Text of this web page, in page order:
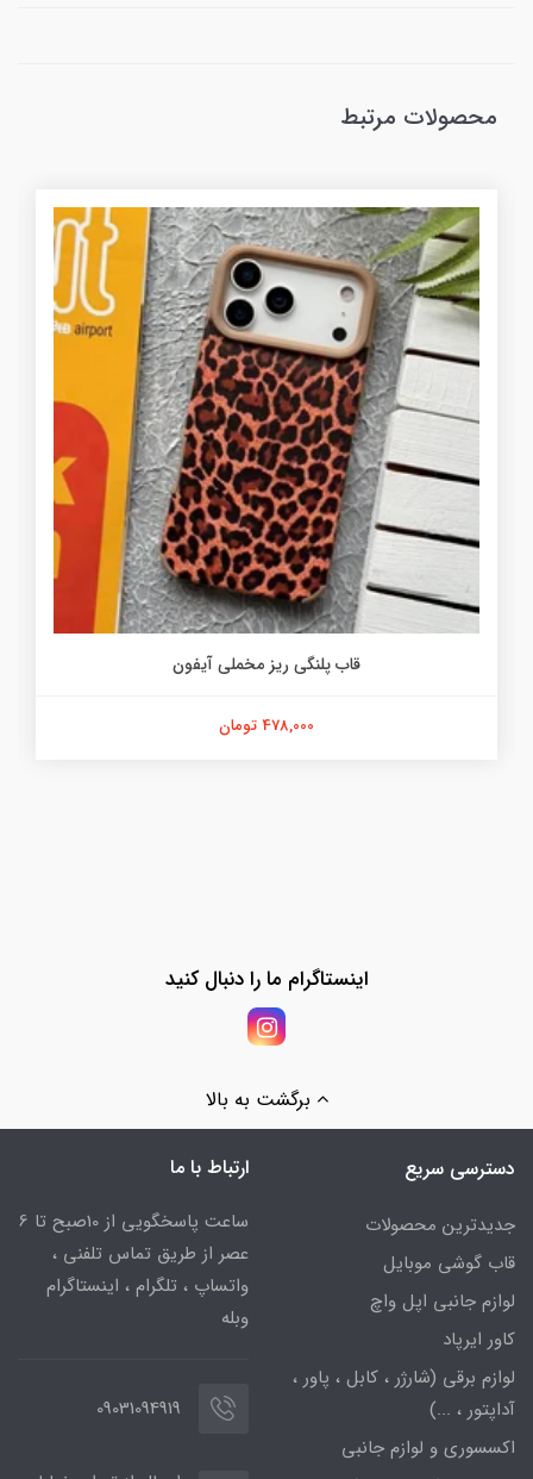
محصولات مرتبط
قاب پلنگی ریز مخملی آیفون
478,000 تومان
اینستاگرام ما را دنبال کنید
برگشت به بالا
دسترسی سریع
جدیدترین محصولات
قاب گوشی موبایل
لوازم جانبی اپل واچ
کاور ایرپاد
لوازم برقی (شارژر ، کابل ، پاور ،
آداپتور ، ...)
اکسسوری و لوازم جانبی
ارتباط با ما
ساعت پاسخگویی از 10صبح تا 6
عصر از طریق تماس تلفنی ،
واتساپ ، تلگرام ، اینستاگرام
وبله
09031094919